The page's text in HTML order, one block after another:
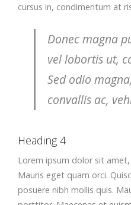
cursus in, condimentum at
Donec magna
vel lobortis ut,
Sed odio
convallis ac,
Heading 4
Lorem ipsum dolor sit
Mauris eget quam orci.
posuere nibh mollis quis.